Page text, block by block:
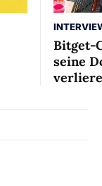
Bitget-
seine